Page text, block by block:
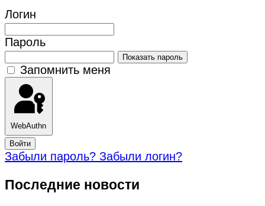
Логин
Пароль
Показать пароль
Запомнить меня
WebAuthn
Войти
Забыли пароль? Забыли логин?
Последние новости